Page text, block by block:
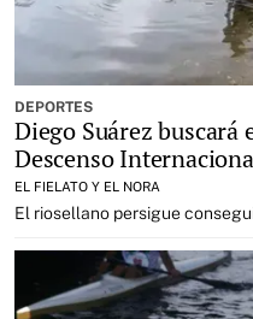
DEPORTES
Diego Suárez
Descenso
EL FIELATO Y EL NORA
El riosellano persigue